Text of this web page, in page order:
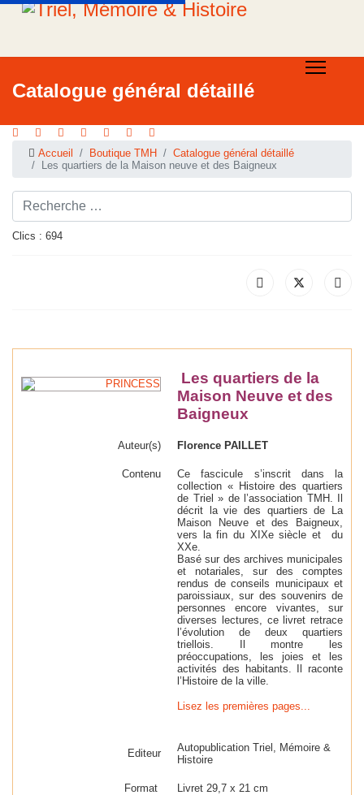
Catalogue général détaillé
Accueil Boutique TMH
Catalogue général détaillé
Les quartiers de la Maison neuve et des Baigneux
Rechercher ...
Clics : 694
Les quartiers de la
Maison Neuve et des
Baigneux
Auteur(s) Florence PAILLET
Contenu
Ce fascicule s’inscrit dans la
collection « Histoire des quartiers
de Triel » de l’association TMH. Il
décrit la vie des quartiers de La
Maison Neuve et des Baigneux,
vers la fin du XIXe siècle et du
XXe.
Basé sur des archives municipales
et notariales, sur des comptes
rendus de conseils municipaux et
paroissiaux, sur des souvenirs de
personnes encore vivantes, sur
diverses lectures, ce livret retrace
l’évolution de deux quartiers
triellois. Il montre les
préoccupations, les joies et les
activités des habitants. Il raconte
l’Histoire de la ville.
Lisez les premières pages...
Editeur
Autopublication Triel, Mémoire &
Histoire
Format Livret 29,7 x 21 cm